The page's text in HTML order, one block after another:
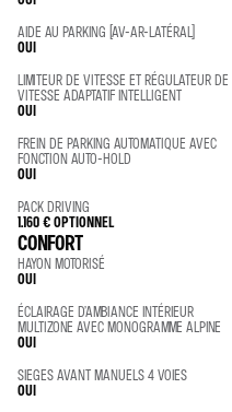
AIDE AU PARKING (AV-AR-LATÉRAL)
OUI
LIMITEUR DE VITESSE ET RÉGULATEUR DE
VITESSE ADAPTATIF INTELLIGENT
OUI
FREIN DE PARKING AUTOMATIQUE AVEC
FONCTION AUTO-HOLD
OUI
PACK DRIVING
1.160 €OPTIONNEL
CONFORT
HAYON MOTORISÉ
OUI
ÉCLAIRAGE D’AMBIANCE INTÉRIEUR
MULTIZONE AVEC MONOGRAMME ALPINE
OUI
SIEGES AVANT MANUELS 4 VOIES
OUI